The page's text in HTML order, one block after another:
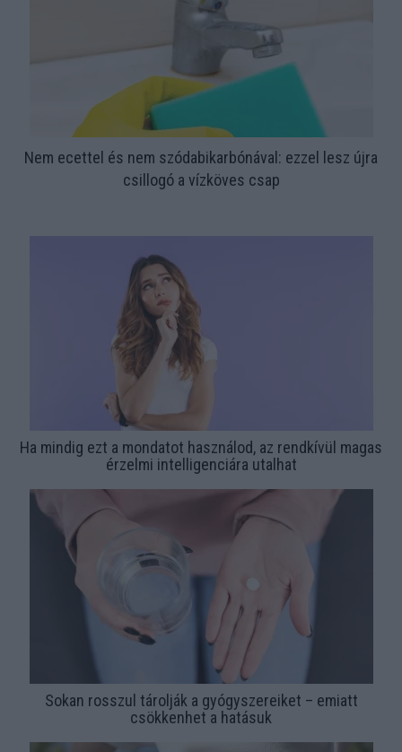
Nem ecettel és nem szódabikarbónával: ezzel lesz újra
csillogó a vízköves csap
Ha mindig ezt a mondatot használod, az rendkívül magas
érzelmi intelligenciára utalhat
Sokan rosszul tárolják a gyógyszereiket – emiatt
csökkenhet a hatásuk